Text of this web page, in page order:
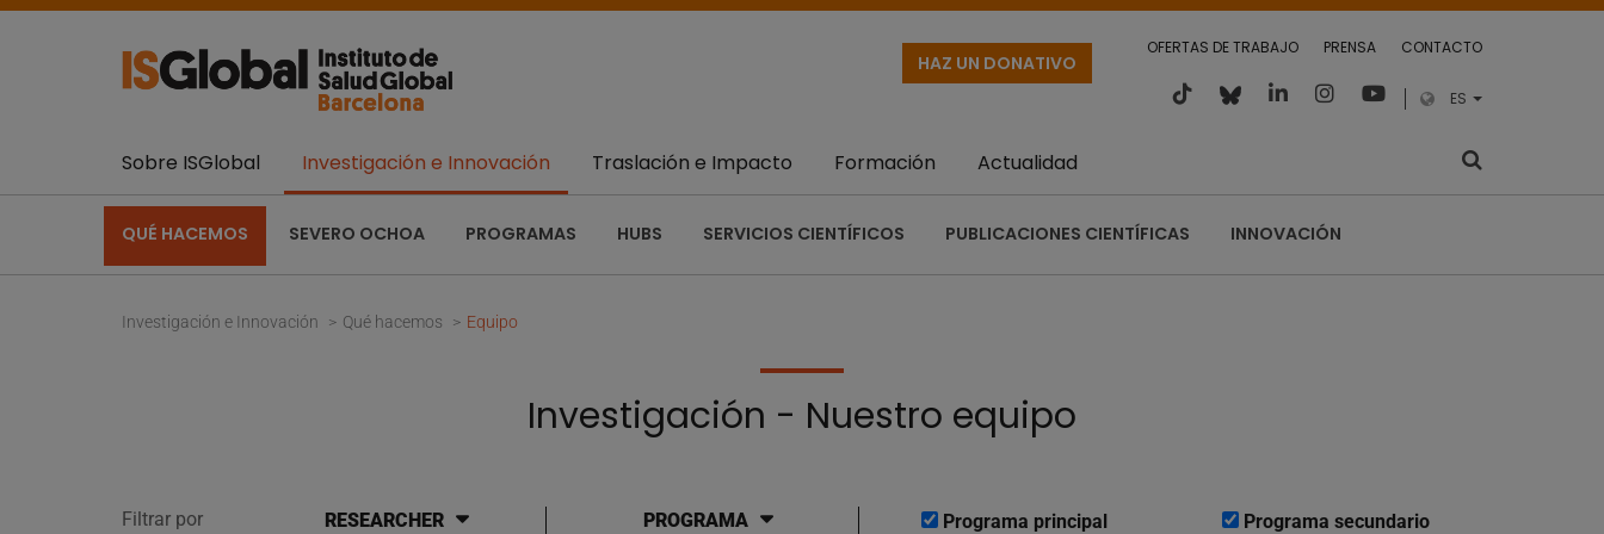
OFERTAS DE TRABAJO PRENSA CONTACTO
ES
HAZ UN DONATIVO
Sobre ISGlobal Investigación e Innovación
QUÉ HACEMOS SEVERO OCHOA PROGRAMAS HUBS SERVICIOS CIENTÍFICOS PUBLICACIONES CIENTÍFICAS INNOVACIÓN
Traslación e Impacto Formación Actualidad
Investigación e Innovación Qué hacemos Equipo
Investigación - Nuestro equipo
Filtrar por RESEARCHER PROGRAMA Programa principal Programa secundario